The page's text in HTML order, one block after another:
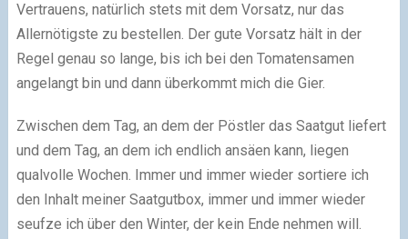
Vertrauens, natürlich stets mit dem Vorsatz, nur das
Allernötigste zu bestellen. Der gute Vorsatz hält in der
Regel genau so lange, bis ich bei den Tomatensamen
angelangt bin und dann überkommt mich die Gier.
Zwischen dem Tag, an dem der Pöstler das Saatgut liefert
und dem Tag, an dem ich endlich ansäen kann, liegen
qualvolle Wochen. Immer und immer wieder sortiere ich
den Inhalt meiner Saatgutbox, immer und immer wieder
seufze ich über den Winter, der kein Ende nehmen will.